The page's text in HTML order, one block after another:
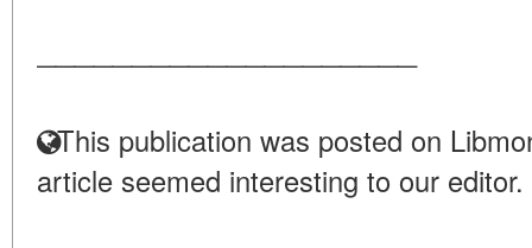
This publication was posted on
article seemed interesting to our editor.